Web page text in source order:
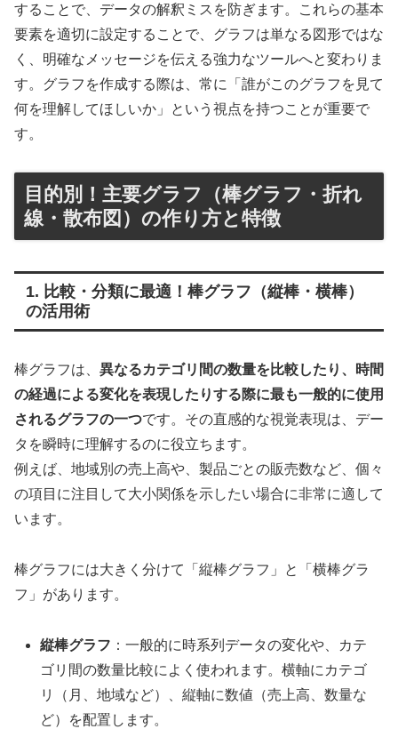
することで、データの解釈ミスを防ぎます。これらの基本
要素を適切に設定することで、グラフは単なる図形ではな
く、明確なメッセージを伝える強力なツールへと変わりま
す。グラフを作成する際は、常に「誰がこのグラフを見て
何を理解してほしいか」という視点を持つことが重要で
す。
目的別！主要グラフ（棒グラフ・折れ
線・散布図）の作り方と特徴
1. 比較・分類に最適！棒グラフ（縦棒・横棒）
の活用術
棒グラフは、 異なるカテゴリ間の数量を比較したり、時間
の経過による変化を表現したりする際に最も一般的に使用
されるグラフの一つです。その直感的な視覚表現は、デー
タを瞬時に理解するのに役立ちます。
例えば、地域別の売上高や、製品ごとの販売数など、個々
の項目に注目して大小関係を示したい場合に非常に適して
います。
棒グラフには大きく分けて「縦棒グラフ」と「横棒グラ
フ」があります。
縦棒グラフ ：一般的に時系列データの変化や、カテ
ゴリ間の数量比較によく使われます。横軸にカテゴ
リ（月、地域など）、縦軸に数値（売上高、数量な
ど）を配置します。